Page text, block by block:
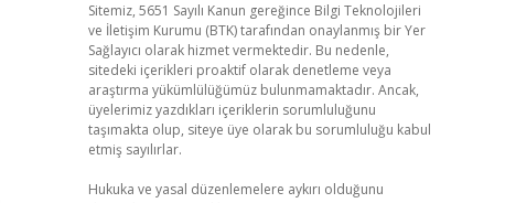
Sitemiz, 5651 Sayılı Kanun gereğince Bilgi Teknolojileri
ve İletişim Kurumu (BTK) tarafından onaylanmış bir Yer
Sağlayıcı olarak hizmet vermektedir. Bu nedenle,
sitedeki içerikleri proaktif olarak denetleme veya
araştırma yükümlülüğümüz bulunmamaktadır. Ancak,
üyelerimiz yazdıkları içeriklerin sorumluluğunu
taşımakta olup, siteye üye olarak bu sorumluluğu kabul
etmiş sayılırlar.
Hukuka ve yasal düzenlemelere aykırı olduğunu